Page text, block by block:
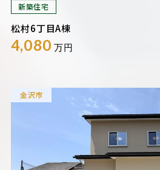
新築住宅
松村6丁目A棟
4,080 万円
金沢市